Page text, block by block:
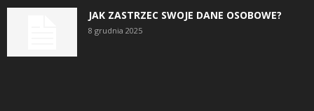
JAK ZASTRZEC SWOJE DANE OSOBOWE?
8 grudnia 2025